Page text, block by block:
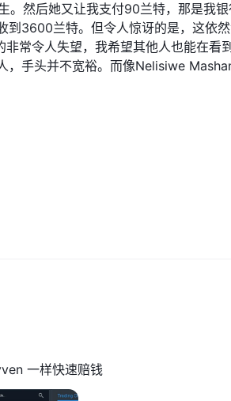
交易者提供参与不同金融市场的机会。交易
Invest允许交易指数、股票衍生品以及石油
行研究并考虑自己的投资目标和风险承受能
、ubuntu premium 和 ubuntu black。
者而设计。它提供外汇、大宗商品和衍生品
用的服务。
支持。它还提供在线培训、网络研讨会
析、超低点差、即时存款和取款以及
纪公司提供的所有功能和好处。它包括在
然后她又让我支付90兰特，那是我
到3600兰特。但令人惊讶的是，这依
常令人失望，我希望其他人也能在看
，手头并不宽裕。而像Nelisiwe
一样快速赔钱